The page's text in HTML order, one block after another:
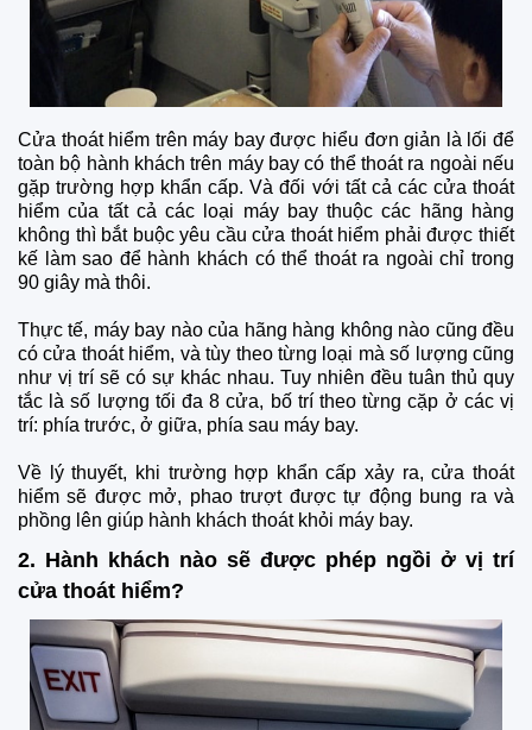
Cửa thoát hiểm trên máy bay được hiểu đơn giản là lối để
toàn bộ hành khách trên máy bay có thể thoát ra ngoài nếu
gặp trường hợp khẩn cấp. Và đối với tất cả các cửa thoát
hiểm của tất cả các loại máy bay thuộc các hãng hàng
không thì bắt buộc yêu cầu cửa thoát hiểm phải được thiết
kế làm sao để hành khách có thể thoát ra ngoài chỉ trong
90 giây mà thôi.
Thực tế, máy bay nào của hãng hàng không nào cũng đều
có cửa thoát hiểm, và tùy theo từng loại mà số lượng cũng
như vị trí sẽ có sự khác nhau. Tuy nhiên đều tuân thủ quy
tắc là số lượng tối đa 8 cửa, bố trí theo từng cặp ở các vị
trí: phía trước, ở giữa, phía sau máy bay.
Về lý thuyết, khi trường hợp khẩn cấp xảy ra, cửa thoát
hiểm sẽ được mở, phao trượt được tự động bung ra và
phồng lên giúp hành khách thoát khỏi máy bay.
2. Hành khách nào sẽ được phép ngồi ở vị trí
cửa thoát hiểm?